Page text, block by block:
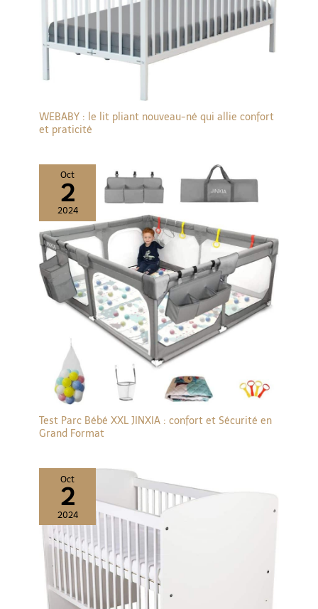
WEBABY : le lit pliant nouveau-né qui allie confort
et praticité
Oct
2
2024
Test Parc Bébé XXL JINXIA : confort et Sécurité en
Grand Format
Oct
2
2024